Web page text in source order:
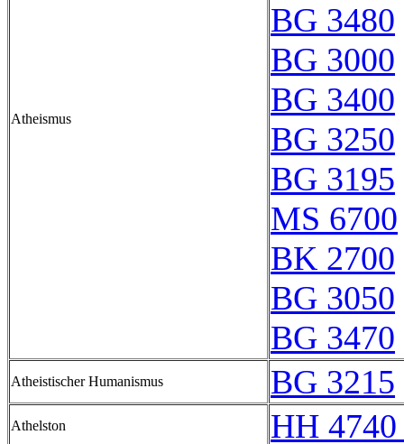
Atheismus
BG 3480
BG 3000
BG 3400
BG 3250
BG 3195
MS 6700
BK 2700
BG 3050
BG 3470
Atheistischer Humanismus BG 3215
Athelston HH